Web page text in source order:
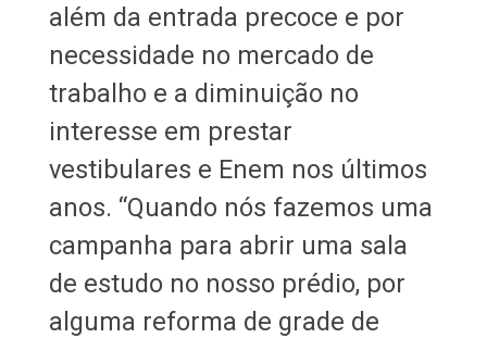
além da entrada precoce e por
necessidade no mercado de
trabalho e a diminuição no
interesse em prestar
vestibulares e Enem nos últimos
anos. “Quando nós fazemos uma
campanha para abrir uma sala
de estudo no nosso prédio, por
alguma reforma de grade de